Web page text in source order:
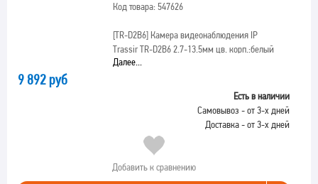
Код товара: 547626
[TR-D2B6]Камера видеонаблюдения IP
Trassir TR-D2B6 2.7-13.5мм цв. корп.:белый
Далее...
9 892 руб
Есть в наличии
Самовывоз - от 3-х дней
Доставка - от 3-х дней
Добавить к сравнению